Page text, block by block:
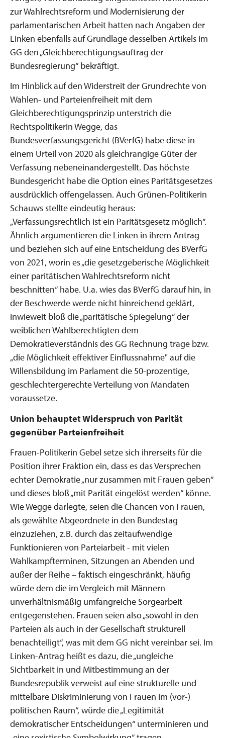
zur Wahlrechtsreform und Modernisierung der
parlamentarischen Arbeit hatten nach Angaben der
Linken ebenfalls auf Grundlage desselben Artikels im
GG den „Gleichberechtigungsauftrag der
Bundesregierung“ bekräftigt.
Im Hinblick auf den Widerstreit der Grundrechte von
Wahlen- und Parteienfreiheit mit dem
Gleichberechtigungsprinzip unterstrich die
Rechtspolitikerin Wegge, das
Bundesverfassungsgericht (BVerfG) habe diese in
einem Urteil von 2020 als gleichrangige Güter der
Verfassung nebeneinandergestellt. Das höchste
Bundesgericht habe die Option eines Paritätsgesetzes
ausdrücklich offengelassen. Auch Grünen-Politikerin
Schauws stellte eindeutig heraus:
„Verfassungsrechtlich ist ein Paritätsgesetz möglich“.
Ähnlich argumentieren die Linken in ihrem Antrag
und beziehen sich auf eine Entscheidung des BVerfG
von 2021, worin es „die gesetzgeberische Möglichkeit
einer paritätischen Wahlrechtsreform nicht
beschnitten“ habe. U.a. wies das BVerfG darauf hin, in
der Beschwerde werde nicht hinreichend geklärt,
inwieweit bloß die „paritätische Spiegelung“ der
weiblichen Wahlberechtigten dem
Demokratieverständnis des GG Rechnung trage bzw.
„die Möglichkeit effektiver Einflussnahme" auf die
Willensbildung im Parlament die 50-prozentige,
geschlechtergerechte Verteilung von Mandaten
voraussetze.
Union behauptet Widerspruch von Parität
gegenüber Parteienfreiheit
Frauen-Politikerin Gebel setze sich ihrerseits für die
Position ihrer Fraktion ein, dass es das Versprechen
echter Demokratie „nur zusammen mit Frauen geben“
und dieses bloß „mit Parität eingelöst werden“ könne.
Wie Wegge darlegte, seien die Chancen von Frauen,
als gewählte Abgeordnete in den Bundestag
einzuziehen, z.B. durch das zeitaufwendige
Funktionieren von Parteiarbeit - mit vielen
Wahlkampfterminen, Sitzungen an Abenden und
außer der Reihe – faktisch eingeschränkt, häufig
würde dem die im Vergleich mit Männern
unverhältnismäßig umfangreiche Sorgearbeit
entgegenstehen. Frauen seien also „sowohl in den
Parteien als auch in der Gesellschaft strukturell
benachteiligt“, was mit dem GG nicht vereinbar sei. Im
Linken-Antrag heißt es dazu, die „ungleiche
Sichtbarkeit in und Mitbestimmung an der
Bundesrepublik verweist auf eine strukturelle und
mittelbare Diskriminierung von Frauen im (vor-)
politischen Raum“, würde die „Legitimität
demokratischer Entscheidungen“ unterminieren und